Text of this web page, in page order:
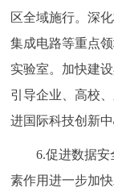
区全域施行。深
集成电路等重点
实验室。加快建
引导企业、高校
进国际科技创新中
6.促进数据安
素作用进一步加